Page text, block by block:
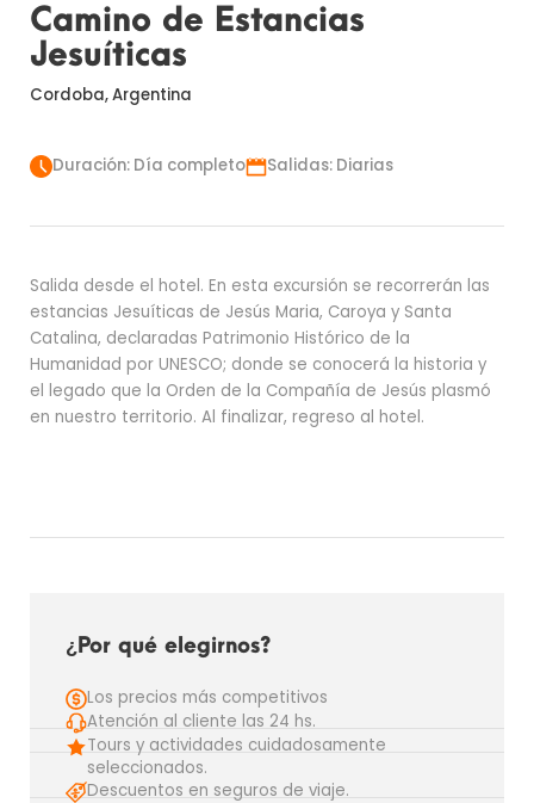
Camino de Estancias
Jesuíticas
Cordoba, Argentina
Duración: Día completo Salidas: Diarias
Salida desde el hotel. En esta excursión se recorrerán las
estancias Jesuíticas de Jesús Maria, Caroya y Santa
Catalina, declaradas Patrimonio Histórico de la
Humanidad por UNESCO; donde se conocerá la historia y
el legado que la Orden de la Compañía de Jesús plasmó
en nuestro territorio. Al finalizar, regreso al hotel.
¿Por qué elegirnos?
Los precios más competitivos
Atención al cliente las 24 hs.
Tours y actividades cuidadosamente
seleccionados.
Descuentos en seguros de viaje.